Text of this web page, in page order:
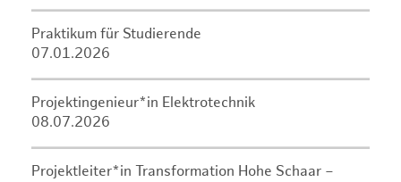
Praktikum für Studierende
07.01.2026
Projektingenieur*in Elektrotechnik
08.07.2026
Projektleiter*in Transformation Hohe Schaar –